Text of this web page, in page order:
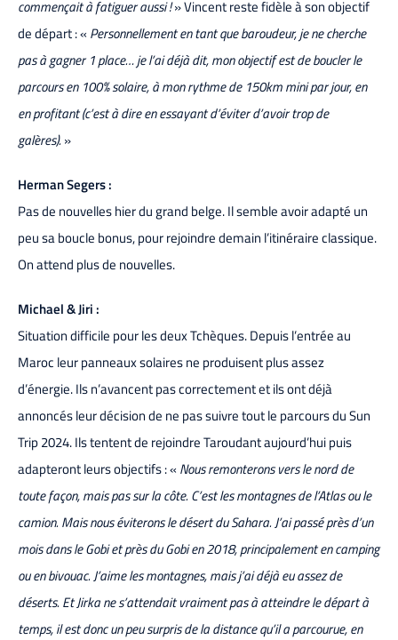
commençait à fatiguer aussi !» Vincent reste fidèle à son objectif
de départ : « Personnellement en tant que baroudeur, je ne cherche
pas à gagner 1 place… je l’ai déjà dit, mon objectif est de boucler le
parcours en 100% solaire, à mon rythme de 150km mini par jour, en
en profitant (c’est à dire en essayant d’éviter d’avoir trop de
galères). »
Herman Segers :
Pas de nouvelles hier du grand belge. Il semble avoir adapté un
peu sa boucle bonus, pour rejoindre demain l’itinéraire classique.
On attend plus de nouvelles.
Michael & Jiri :
Situation difficile pour les deux Tchèques. Depuis l’entrée au
Maroc leur panneaux solaires ne produisent plus assez
d’énergie. Ils n’avancent pas correctement et ils ont déjà
annoncés leur décision de ne pas suivre tout le parcours du Sun
Trip 2024. Ils tentent de rejoindre Taroudant aujourd’hui puis
adapteront leurs objectifs : « Nous remonterons vers le nord de
toute façon, mais pas sur la côte. C’est les montagnes de l’Atlas ou le
camion. Mais nous éviterons le désert du Sahara. J’ai passé près d’un
mois dans le Gobi et près du Gobi en 2018, principalement en camping
ou en bivouac. J’aime les montagnes, mais j’ai déjà eu assez de
déserts. Et Jirka ne s’attendait vraiment pas à atteindre le départ à
temps, il est donc un peu surpris de la distance qu’il a parcourue, en